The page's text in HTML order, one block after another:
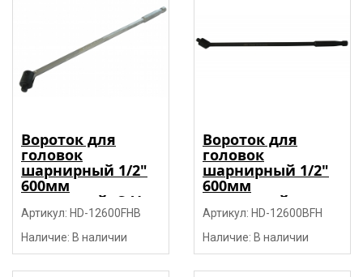
Вороток для
головок
шарнирный 1/2"
600мм
усиленный, CrV
"H-D"
Артикул: HD-12600FHB
Наличие: В наличии
Вороток для
головок
шарнирный 1/2"
600мм
усиленный,
черный, CrV "H-D"
Артикул: HD-12600BFH
Наличие: В наличии